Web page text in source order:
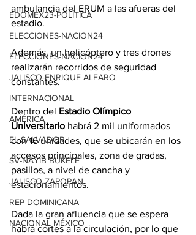
EDOMEX23-POLÍTICA
ELECCIONES-NACION24
ELECCIONES-NACION24
JALISCO-ENRIQUE ALFARO
INTERNACIONAL
AMÉRICA
EL SALVADOR
SV-NAYIB BUKELE
JALISCO-ZAPOPAN
REP DOMINICANA
NACIONAL MÉXICO
ambulancia del ERUM a las afueras del
estadio.
Además, un helicóptero y tres drones
realizarán recorridos de seguridad
constantes.
Dentro del Estadio Olímpico
Universitario habrá 2 mil uniformados
con 16 unidades, que se ubicarán en los
accesos principales, zona de gradas,
pasillos, a nivel de cancha y
estacionamientos.
Dada la gran afluencia que se espera
habrá cortes a la circulación, por lo que